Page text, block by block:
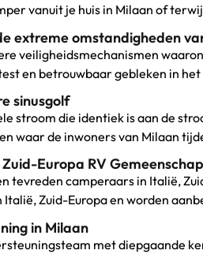
vanuit je huis in Milaan of
extreme omstandigheden
veiligheidsmechanismen
en betrouwbaar gebleken in
sinusgolf
stroom die identiek is aan de
waar de inwoners van Milaan
Europa RV Gemeenschap
tevreden camperaars in Italië,
Italië, Zuid-Europa en worden
in Milaan
met diepgaande